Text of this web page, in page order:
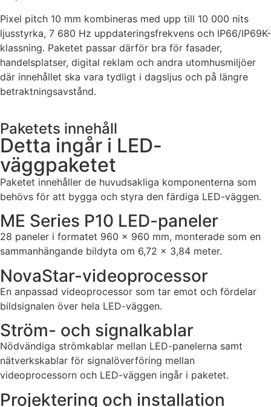
Pixel pitch 10 mm kombineras med upp till 10 000 nits
ljusstyrka, 7 680 Hz uppdateringsfrekvens och IP66/IP69K-
klassning. Paketet passar därför bra för fasader,
handelsplatser, digital reklam och andra utomhusmiljöer
där innehållet ska vara tydligt i dagsljus och på längre
betraktningsavstånd.
Paketets innehåll
Detta ingår i LED-
väggpaketet
Paketet innehåller de huvudsakliga komponenterna som
behövs för att bygga och styra den färdiga LED-väggen.
ME Series P10 LED-paneler
28 paneler i formatet 960 × 960 mm, monterade som en
sammanhängande bildyta om 6,72 × 3,84 meter.
NovaStar-videoprocessor
En anpassad videoprocessor som tar emot och fördelar
bildsignalen över hela LED-väggen.
Ström- och signalkablar
Nödvändiga strömkablar mellan LED-panelerna samt
nätverkskablar för signalöverföring mellan
videoprocessorn och LED-väggen ingår i paketet.
Projektering och installation